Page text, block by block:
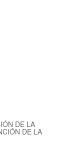
DE LA
DE LA